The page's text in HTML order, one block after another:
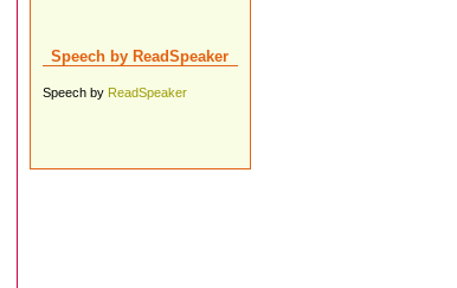
Speech by ReadSpeaker
Speech by ReadSpeaker